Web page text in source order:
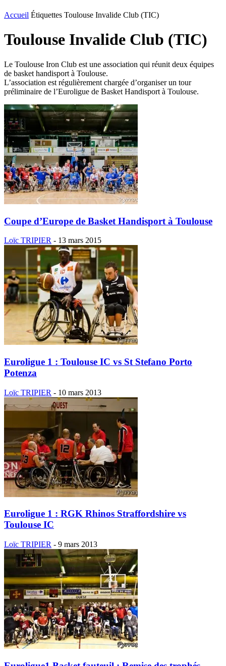
Accueil Étiquettes Toulouse Invalide Club (TIC)
Toulouse Invalide Club (TIC)
Le Toulouse Iron Club est une association qui réunit deux équipes
de basket handisport à Toulouse.
L’association est régulièrement chargée d’organiser un tour
préliminaire de l’Euroligue de Basket Handisport à Toulouse.
Coupe d’Europe de Basket Handisport à Toulouse
Loïc TRIPIER - 13 mars 2015
Euroligue 1 : Toulouse IC vs St Stefano Porto
Potenza
Loïc TRIPIER - 10 mars 2013
Euroligue 1 : RGK Rhinos Straffordshire vs
Toulouse IC
Loïc TRIPIER - 9 mars 2013